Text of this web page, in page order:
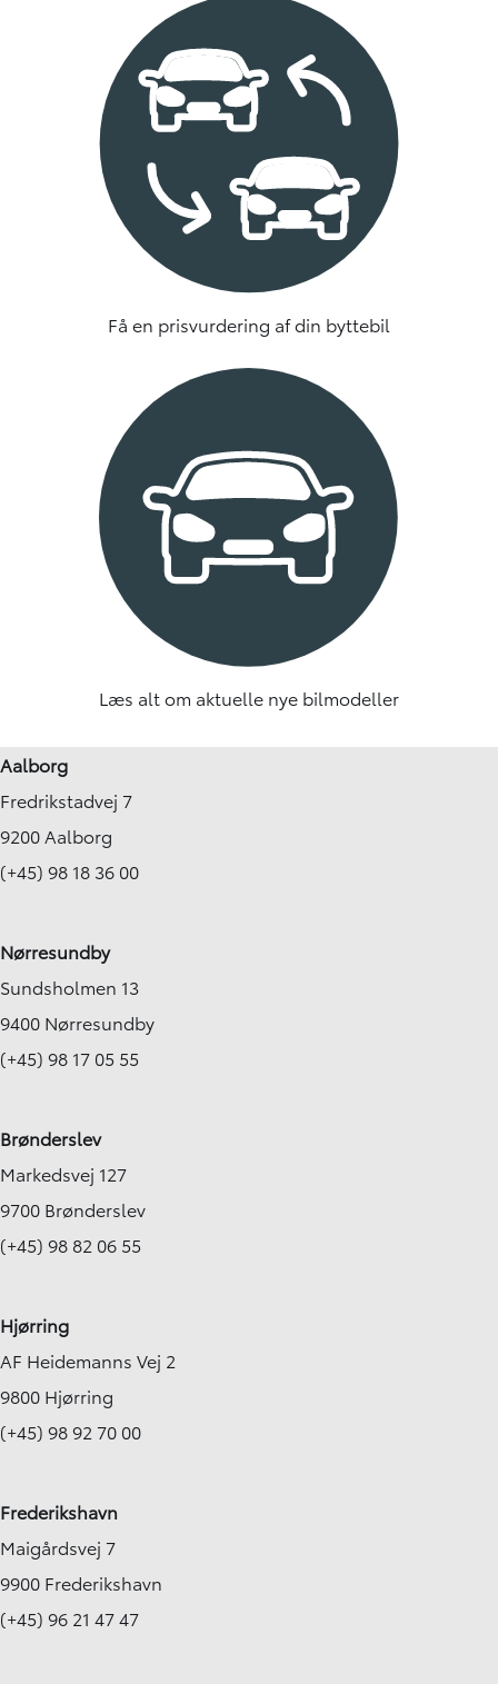
Få en prisvurdering af din byttebil
Læs alt om aktuelle nye bilmodeller
Aalborg
Fredrikstadvej 7
9200 Aalborg
(+45) 98 18 36 00
Nørresundby
Sundsholmen 13
9400 Nørresundby
(+45) 98 17 05 55
Brønderslev
Markedsvej 127
9700 Brønderslev
(+45) 98 82 06 55
Hjørring
AF Heidemanns Vej 2
9800 Hjørring
(+45) 98 92 70 00
Frederikshavn
Maigårdsvej 7
9900 Frederikshavn
(+45) 96 21 47 47